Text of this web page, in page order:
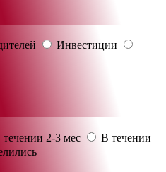
Инвестиции
2-3 мес
В течении